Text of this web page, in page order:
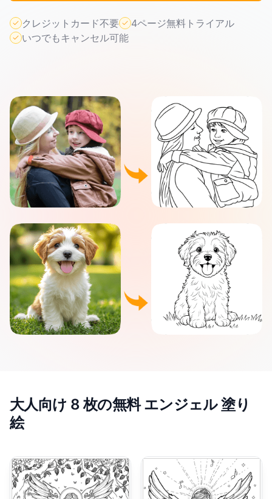
クレジットカード不要
4ページ無料トライアル
いつでもキャンセル可能
大人向け 8 枚の無料 エンジェル 塗り
絵